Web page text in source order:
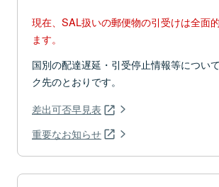
現在、SAL扱いの郵便物の引受けは全面
ます。
国別の配達遅延・引受停止情報等につい
ク先のとおりです。
差出可否早見表
重要なお知らせ